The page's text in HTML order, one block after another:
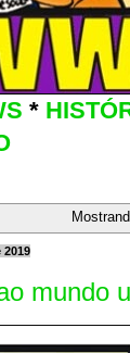
*
2019
mundo